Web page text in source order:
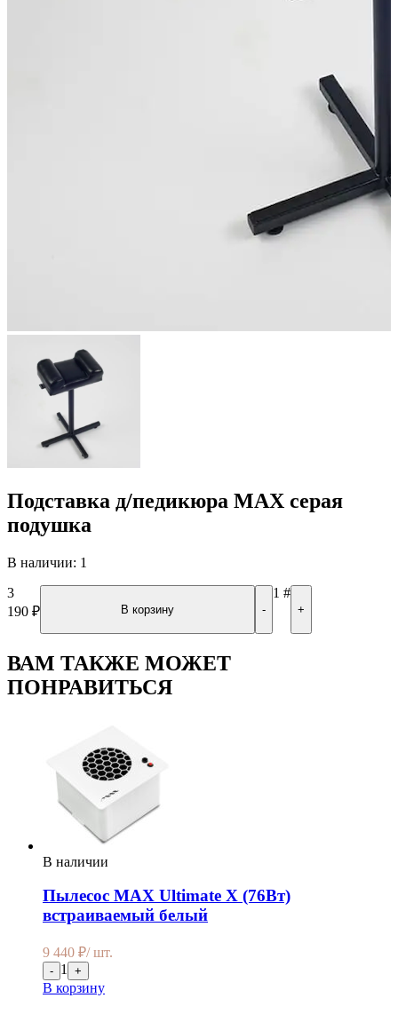
Подставка д/педикюра MAX серая
подушка
В наличии: 1
-
1 #
+
3
190 ₽ В корзину
ВАМ ТАКЖЕ МОЖЕТ
ПОНРАВИТЬСЯ
В наличии
Пылесос MAX Ultimate X (76Вт)
встраиваемый белый
9 440 ₽/ шт.
- 1 +
В корзину